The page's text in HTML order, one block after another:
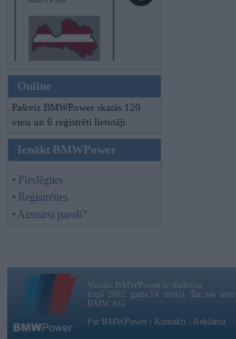
Online
Pašreiz BMWPower skatās 120
viesi un 6 reģistrēti lietotāji.
Ienākt BMWPower
• Pieslēgties
• Reģistrēties
• Aizmirsi paroli?
Vortāls BMWPower.lv darbojas
kopš 2002. gada 14. maija. Tas nav
BMW AG.
Par BMWPower
Kontakti Reklāma